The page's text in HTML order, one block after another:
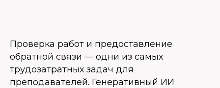
Проверка работ и предоставление
обратной связи — одни из самых
трудозатратных задач для
преподавателей. Генеративный ИИ